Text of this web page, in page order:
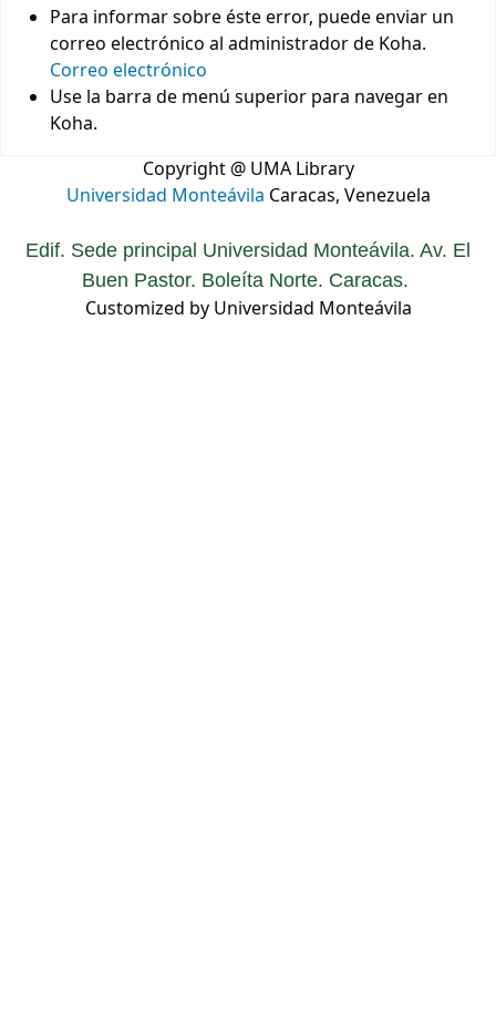
Para informar sobre éste error, puede enviar un
correo electrónico al administrador de Koha.
Correo electrónico
Use la barra de menú superior para navegar en
Koha.
Copyright @ UMA Library
Universidad Monteávila Caracas, Venezuela
Edif. Sede principal Universidad Monteávila. Av. El
Buen Pastor. Boleíta Norte. Caracas.
Customized by Universidad Monteávila